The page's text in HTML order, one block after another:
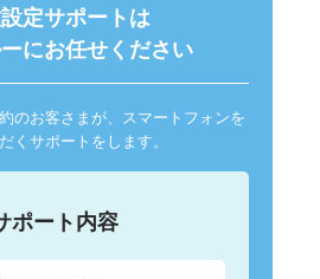
定サポートは
にお任せください
のお客さまが、スマートフォンを
くサポートをします。
ポート内容